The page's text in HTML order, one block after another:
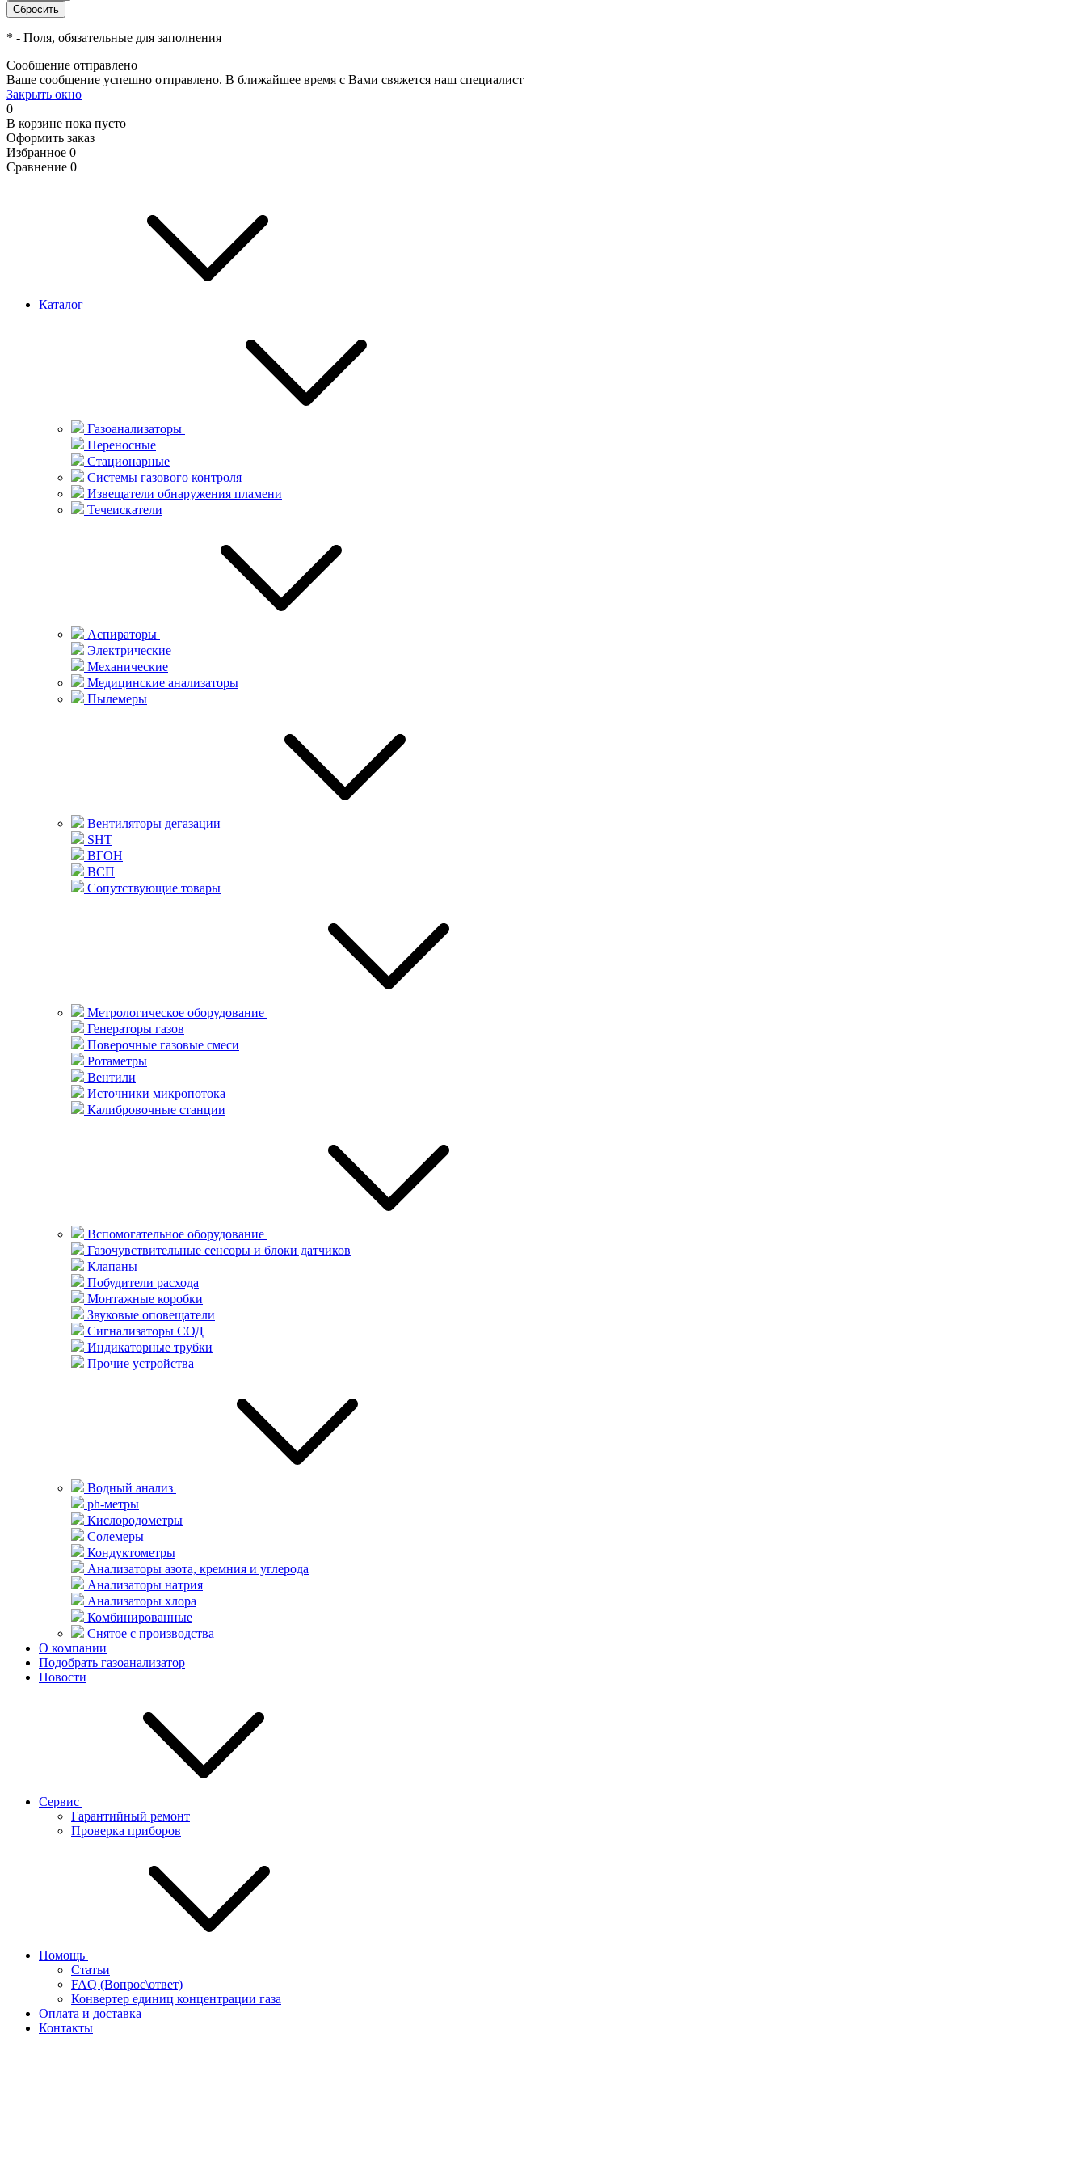
* - Поля, обязательные для заполнения
Сообщение отправлено
Ваше сообщение успешно отправлено. В ближайшее время с Вами свяжется наш специалист
Закрыть окно
0
В корзине пока пусто
Оформить заказ
Избранное 0
Сравнение 0
Каталог
Газоанализаторы
Переносные
Стационарные
Системы газового контроля
Извещатели обнаружения пламени
Течеискатели
Аспираторы
Электрические
Механические
Медицинские анализаторы
Пылемеры
Вентиляторы дегазации
SHT
ВГОН
ВСП
Сопутствующие товары
Метрологическое оборудование
Генераторы газов
Поверочные газовые смеси
Ротаметры
Вентили
Источники микропотока
Калибровочные станции
Вспомогательное оборудование
Газочувствительные сенсоры и блоки датчиков
Клапаны
Побудители расхода
Монтажные коробки
Звуковые оповещатели
Сигнализаторы СОД
Индикаторные трубки
Прочие устройства
Водный анализ
ph-метры
Кислородометры
Солемеры
Кондуктометры
Анализаторы азота, кремния и углерода
Анализаторы натрия
Анализаторы хлора
Комбинированные
Снятое с производства
О компании
Подобрать газоанализатор
Новости
Сервис
Гарантийный ремонт
Проверка приборов
Помощь
Статьи
FAQ (Вопрос\ответ)
Конвертер единиц концентрации газа
Оплата и доставка
Контакты